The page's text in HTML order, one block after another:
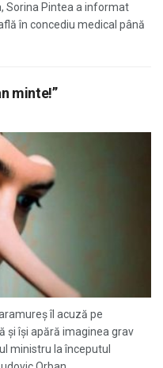
Sorina Pintea a informat
în concediu medical până
minte!”
îl acuză pe
și își apără imaginea grav
ministru la începutul